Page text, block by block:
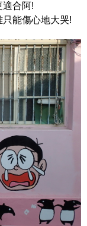
適合阿!
能傷心地大哭!